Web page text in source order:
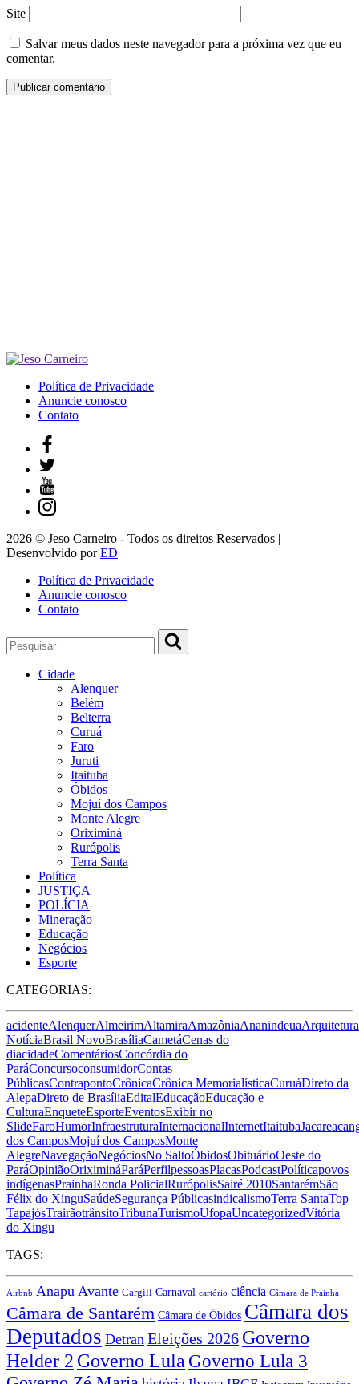
Site
Salvar meus dados neste navegador para a próxima vez que eu
comentar.
Política de Privacidade
Anuncie conosco
Contato
2026 © Jeso Carneiro - Todos os direitos Reservados |
Desenvolvido porED
Política de Privacidade
Anuncie conosco
Contato
Cidade
Alenquer
Belém
Belterra
Curuá
Faro
Juruti
Itaituba
Óbidos
Mojuí dos Campos
Monte Alegre
Oriximiná
Rurópolis
Terra Santa
Política
JUSTIÇA
POLÍCIA
Mineração
Educação
Negócios
Esporte
CATEGORIAS:
acidenteAlenquerAlmeirimAltamiraAmazôniaAnanindeuaArquitetura
NotíciaBrasil NovoBrasíliaCametáCenas do
diacidadeComentáriosConcórdia do
ParáConcursoconsumidorContas
PúblicasContrapontoCrônicaCrônica MemorialísticaCuruáDireto da
AlepaDireto de BrasíliaEditalEducaçãoEducação e
CulturaEnqueteEsporteEventosExibir no
SlideFaroHumorInfraestruturaInternacionalInternetItaituba
dos CamposMojuí dos CamposMonte
AlegreNavegaçãoNegóciosNo SaltoÓbidosObituárioOeste do
ParáOpiniãoOriximináParáPerfilpessoasPlacasPodcastPolíticapovos
indígenasPrainhaRonda PolicialRurópolisSairé 2010SantarémSão
Félix do XinguSaúdeSegurança PúblicasindicalismoTerra SantaTop
TapajósTrairãotrânsitoTribunaTurismoUfopaUncategorizedVitória
do Xingu
TAGS:
Airbnb Anapu Avante Cargill Carnaval cartório ciência Câmara de Prainha
Câmara de Santarém Câmara de Óbidos Câmara dos
Deputados Detran Eleições 2026 Governo
Helder 2 Governo Lula Governo Lula 3